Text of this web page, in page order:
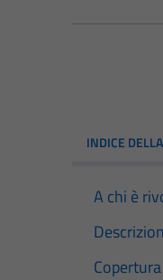
INDICE
A chi è